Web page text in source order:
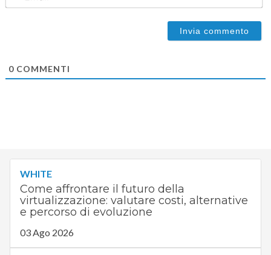
0COMMENTI
WHITE
Come affrontare il futuro della
virtualizzazione: valutare costi, alternative
e percorso di evoluzione
03 Ago 2026